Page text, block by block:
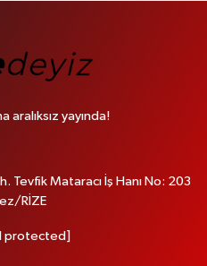
yayında!
Tevfik Mataracı İş Hanı No: 203
RİZE
protected]